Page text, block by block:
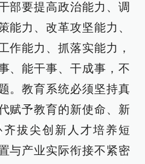
部要提高政治能力、调
能力、改革攻坚能力、
作能力、抓落实能力，
、能干事、干成事，不
。教育系统必须坚持真
赋予教育的新使命、新
拔尖创新人才培养短
与产业实际衔接不紧密